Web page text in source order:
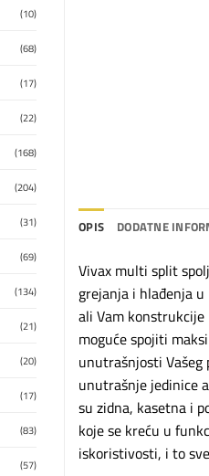
(10)
(68)
(17)
(22)
(168)
(204)
(31)
(69)
(134)
(21)
(20)
(17)
(83)
(57)
OPIS DODATNE
Vivax multi split
grejanja i hlađenja
ali Vam konstrukcije
moguće spojiti
unutrašnjosti Vašeg
unutrašnje jedinice
su zidna, kasetna i
koje se kreću u
iskoristivosti, i to